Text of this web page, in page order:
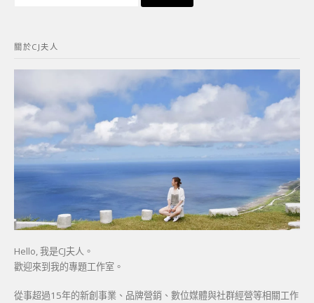
字:
關於CJ夫人
Hello, 我是CJ夫人。
歡迎來到我的專題工作室。
從事超過15年的新創事業、品牌營銷、數位媒體與社群經營等相關工作